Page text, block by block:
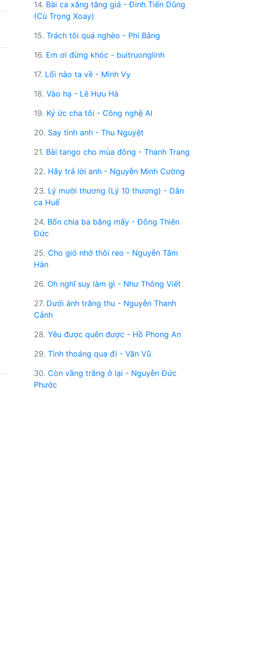
14. Bài ca xăng tăng giá - Đinh Tiến Dũng
(Cù Trọng Xoay)
15. Trách tôi quá nghèo - Phi Bằng
16. Em ơi đừng khóc - buitruonglinh
17. Lối nào ta về - Minh Vy
18. Vào hạ - Lê Hựu Hà
19. Ký ức cha tôi - Công nghệ AI
20. Say tình anh - Thu Nguyệt
21. Bài tango cho mùa đông - Thanh Trang
22. Hãy trả lời anh - Nguyễn Minh Cường
23. Lý mười thương (Lý 10 thương) - Dân
ca Huế
24. Bốn chia ba bằng mấy - Đông Thiên
Đức
25. Cho gió nhớ thôi reo - Nguyễn Tâm
Hàn
26. Oh nghĩ suy làm gì - Như Thông Viết
27. Dưới ánh trăng thu - Nguyễn Thanh
Cảnh
28. Yêu được quên được - Hồ Phong An
29. Tình thoáng qua đi - Văn Vũ
30. Còn vầng trăng ở lại - Nguyễn Đức
Phước